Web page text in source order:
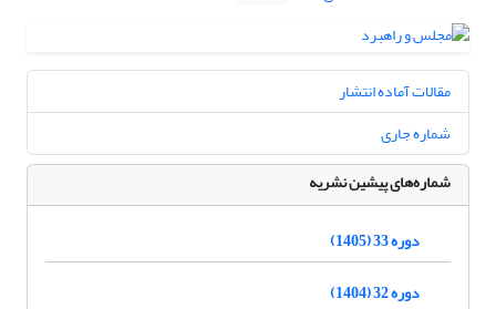
مقالات آماده انتشار
شماره جاری
شماره‌های پیشین نشریه
دوره 33 (1405)
دوره 32 (1404)